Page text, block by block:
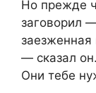
Но прежде
заговорил
— сказал
Они тебе